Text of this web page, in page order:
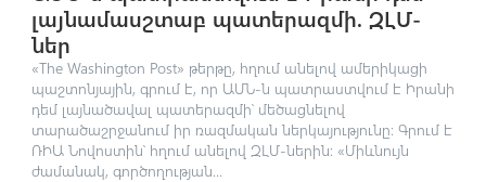
լայնամասշտաբ պատերազմի. ԶԼՄ-
ներ
«The Washington Post» թերթը, հղում անելով ամերիկացի
պաշտոնյային, գրում է, որ ԱՄՆ-ն պատրաստվում է Իրանի
դեմ լայնածավալ պատերազմի՝ մեծացնելով
տարածաշրջանում իր ռազմական ներկայությունը։ Գրում է
ՌԻԱ Նովոստին՝ հղում անելով ԶԼՄ-ներին: «Միևնույն
ժամանակ, գործողության...